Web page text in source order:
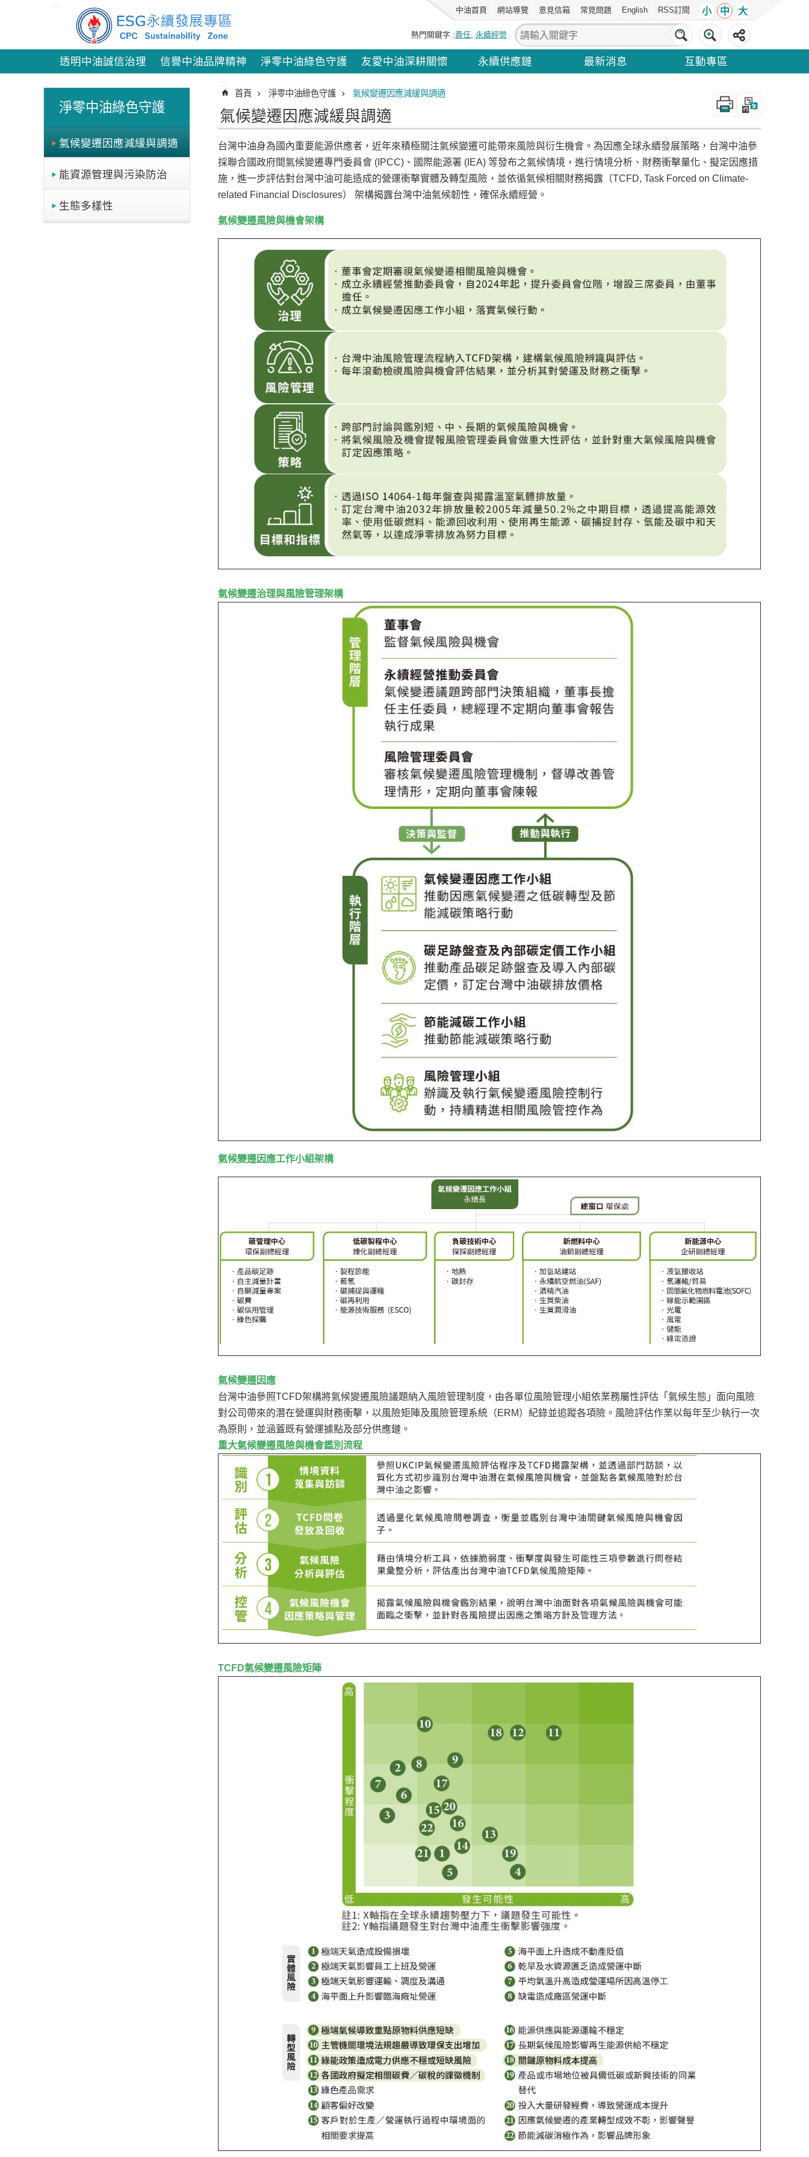
跳到主要內容區塊 中油首頁 網站導覽 意見信箱 常見問題 English RSS訂閱 小 中 大
熱門關鍵字 責任 永續經營
透明中油誠信治理 信譽中油品牌精神 淨零中油綠色守護 友愛中油深耕關懷 永續供應鏈 最新消息 互動專區
淨零中油綠色守護
氣候變遷因應減緩與調適
能資源管理與污染防治
生態多樣性
首頁 淨零中油綠色守護 氣候變遷因應減緩與調適
氣候變遷因應減緩與調適 _
台灣中油身為國內重要能源供應者，近年來積極關注氣候變遷可能帶來風險與衍生機會。為因應全球永續發展策略，台灣中油參
採聯合國政府間氣候變遷專門委員會 (IPCC)、國際能源署 (IEA) 等發布之氣候情境，進行情境分析、財務衝擊量化、擬定因應措
施，進一步評估對台灣中油可能造成的營運衝擊實體及轉型風險，並依循氣候相關財務揭露（TCFD, Task Forced on Climate-
related Financial Disclosures） 架構揭露台灣中油氣候韌性，確保永續經營。
氣候變遷風險與機會架構
氣候變遷治理與風險管理架構
氣候變遷因應工作小組架構
氣候變遷因應
台灣中油參照TCFD架構將氣候變遷風險議題納入風險管理制度，由各單位風險管理小組依業務屬性評估「氣候生態」面向風險
對公司帶來的潛在營運與財務衝擊，以風險矩陣及風險管理系統（ERM）紀錄並追蹤各項險。風險評估作業以每年至少執行一次
為原則，並涵蓋既有營運據點及部分供應鏈。
重大氣候變遷風險與機會鑑別流程
TCFD氣候變遷風險矩陣